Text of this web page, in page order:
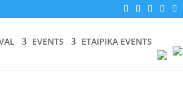
EVENTS ΕΤΑΙΡΙΚΑ EVENTS